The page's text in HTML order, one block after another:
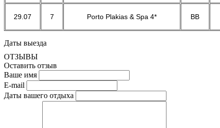
29.07 7 Porto Plakias & Spa 4* BB
Даты выезда
ОТЗЫВЫ
Оставить отзыв
Ваше имя
E-mail
Даты вашего отдыха